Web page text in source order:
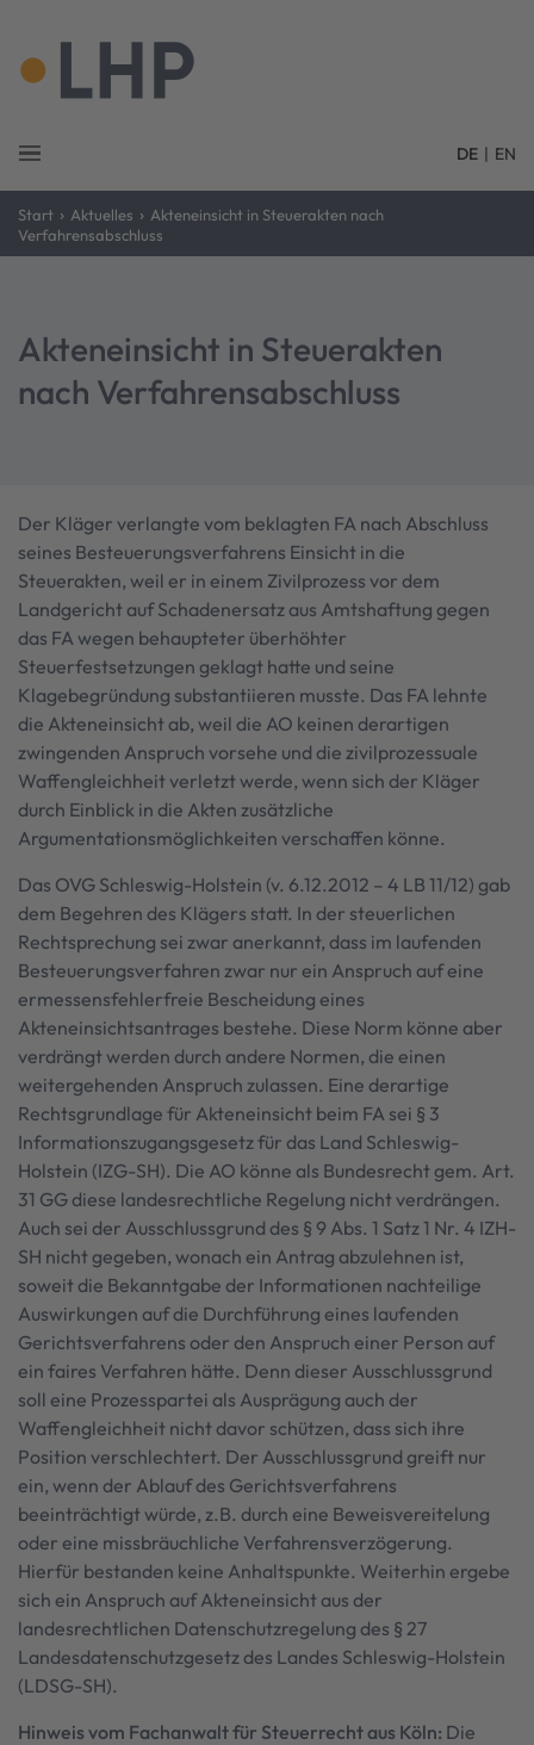
DE | EN
Start › Aktuelles › Akteneinsicht in Steuerakten nach
Verfahrensabschluss
Akteneinsicht in Steuerakten
nach Verfahrensabschluss
Der Kläger verlangte vom beklagten FA nach Abschluss
seines Besteuerungsverfahrens Einsicht in die
Steuerakten, weil er in einem Zivilprozess vor dem
Landgericht auf Schadenersatz aus Amtshaftung gegen
das FA wegen behaupteter überhöhter
Steuerfestsetzungen geklagt hatte und seine
Klagebegründung substantiieren musste. Das FA lehnte
die Akteneinsicht ab, weil die AO keinen derartigen
zwingenden Anspruch vorsehe und die zivilprozessuale
Waffengleichheit verletzt werde, wenn sich der Kläger
durch Einblick in die Akten zusätzliche
Argumentationsmöglichkeiten verschaffen könne.
Das OVG Schleswig-Holstein (v. 6.12.2012 – 4 LB 11/12) gab
dem Begehren des Klägers statt. In der steuerlichen
Rechtsprechung sei zwar anerkannt, dass im laufenden
Besteuerungsverfahren zwar nur ein Anspruch auf eine
ermessensfehlerfreie Bescheidung eines
Akteneinsichtsantrages bestehe. Diese Norm könne aber
verdrängt werden durch andere Normen, die einen
weitergehenden Anspruch zulassen. Eine derartige
Rechtsgrundlage für Akteneinsicht beim FA sei § 3
Informationszugangsgesetz für das Land Schleswig-
Holstein (IZG-SH). Die AO könne als Bundesrecht gem. Art.
31 GG diese landesrechtliche Regelung nicht verdrängen.
Auch sei der Ausschlussgrund des § 9 Abs. 1 Satz 1 Nr. 4 IZH-
SH nicht gegeben, wonach ein Antrag abzulehnen ist,
soweit die Bekanntgabe der Informationen nachteilige
Auswirkungen auf die Durchführung eines laufenden
Gerichtsverfahrens oder den Anspruch einer Person auf
ein faires Verfahren hätte. Denn dieser Ausschlussgrund
soll eine Prozesspartei als Ausprägung auch der
Waffengleichheit nicht davor schützen, dass sich ihre
Position verschlechtert. Der Ausschlussgrund greift nur
ein, wenn der Ablauf des Gerichtsverfahrens
beeinträchtigt würde, z.B. durch eine Beweisvereitelung
oder eine missbräuchliche Verfahrensverzögerung.
Hierfür bestanden keine Anhaltspunkte. Weiterhin ergebe
sich ein Anspruch auf Akteneinsicht aus der
landesrechtlichen Datenschutzregelung des § 27
Landesdatenschutzgesetz des Landes Schleswig-Holstein
(LDSG-SH).
Hinweis vom Fachanwalt für Steuerrecht aus Köln: Die